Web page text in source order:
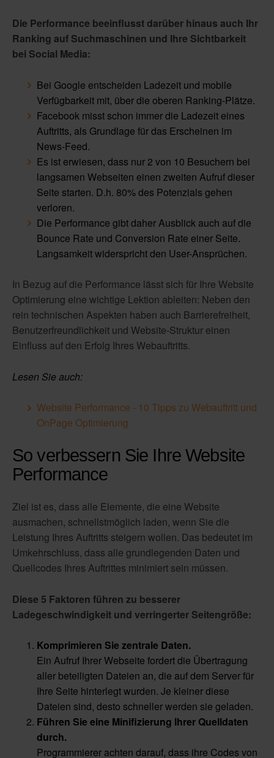
Die Performance beeinflusst darüber hinaus auch Ihr
Ranking auf Suchmaschinen und Ihre Sichtbarkeit
bei Social Media:
Bei Google entscheiden Ladezeit und mobile
Verfügbarkeit mit, über die oberen Ranking-Plätze.
Facebook misst schon immer die Ladezeit eines
Auftritts, als Grundlage für das Erscheinen im
News-Feed.
Es ist erwiesen, dass nur 2 von 10 Besuchern bei
langsamen Webseiten einen zweiten Aufruf dieser
Seite starten. D.h. 80% des Potenzials gehen
verloren.
Die Performance gibt daher Ausblick auch auf die
Bounce Rate und Conversion Rate einer Seite.
Langsamkeit widerspricht den User-Ansprüchen.
In Bezug auf die Performance lässt sich für Ihre Website
Optimierung eine wichtige Lektion ableiten: Neben den
rein technischen Aspekten haben auch Barrierefreiheit,
Benutzerfreundlichkeit und Website-Struktur einen
Einfluss auf den Erfolg Ihres Webauftritts.
Lesen Sie auch:
Website Performance - 10 Tipps zu Webauftritt und
OnPage Optimierung
So verbessern Sie Ihre Website
Performance
Ziel ist es, dass alle Elemente, die eine Website
ausmachen, schnellstmöglich laden, wenn Sie die
Leistung Ihres Auftritts steigern wollen. Das bedeutet im
Umkehrschluss, dass alle grundlegenden Daten und
Quellcodes Ihres Auftrittes minimiert sein müssen.
Diese 5 Faktoren führen zu besserer
Ladegeschwindigkeit und verringerter Seitengröße:
Komprimieren Sie zentrale Daten.
Ein Aufruf Ihrer Webseite fordert die Übertragung
aller beteiligten Dateien an, die auf dem Server für
Ihre Seite hinterlegt wurden. Je kleiner diese
Dateien sind, desto schneller werden sie geladen.
Führen Sie eine Minifizierung Ihrer Quelldaten
durch.
Programmierer achten darauf, dass ihre Codes von